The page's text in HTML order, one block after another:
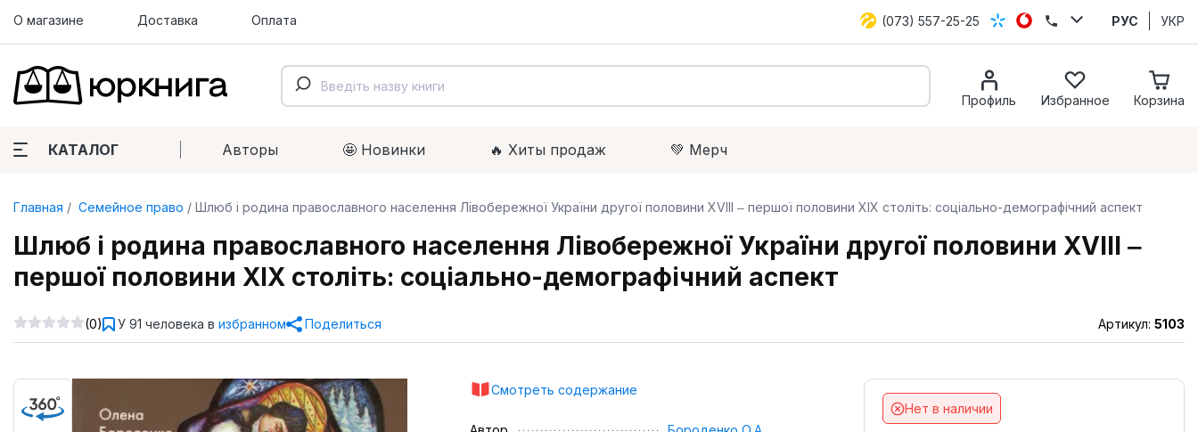
О магазине Доставка Оплата (073) 557-25-25 РУС УКР
Профиль Избранное Корзина
КАТАЛОГ Авторы 🤩 Новинки 🔥 Xиты продаж 💚 Мерч
Главная Семейное право Шлюб і родина православного населення Лівобережної України другої половини XVIII ‒ першої половини XIX століть: соціально-демографічний аспект
Шлюб і родина православного населення Лівобережної України другої половини XVIII ‒
першої половини XIX століть: соціально-демографічний аспект
(0) У 91 человека в избранном Поделиться Артикул: 5103
Смотреть содержание
Нет в наличии